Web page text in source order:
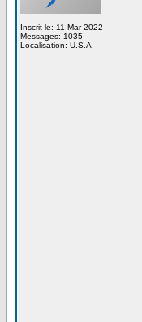
Inscrit le: 11 Mar 2022
Messages: 1035
Localisation: U.S.A